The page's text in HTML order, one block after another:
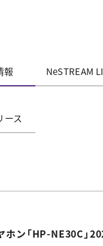
報 NeSTREAM
ース
ン「HP-NE30C」